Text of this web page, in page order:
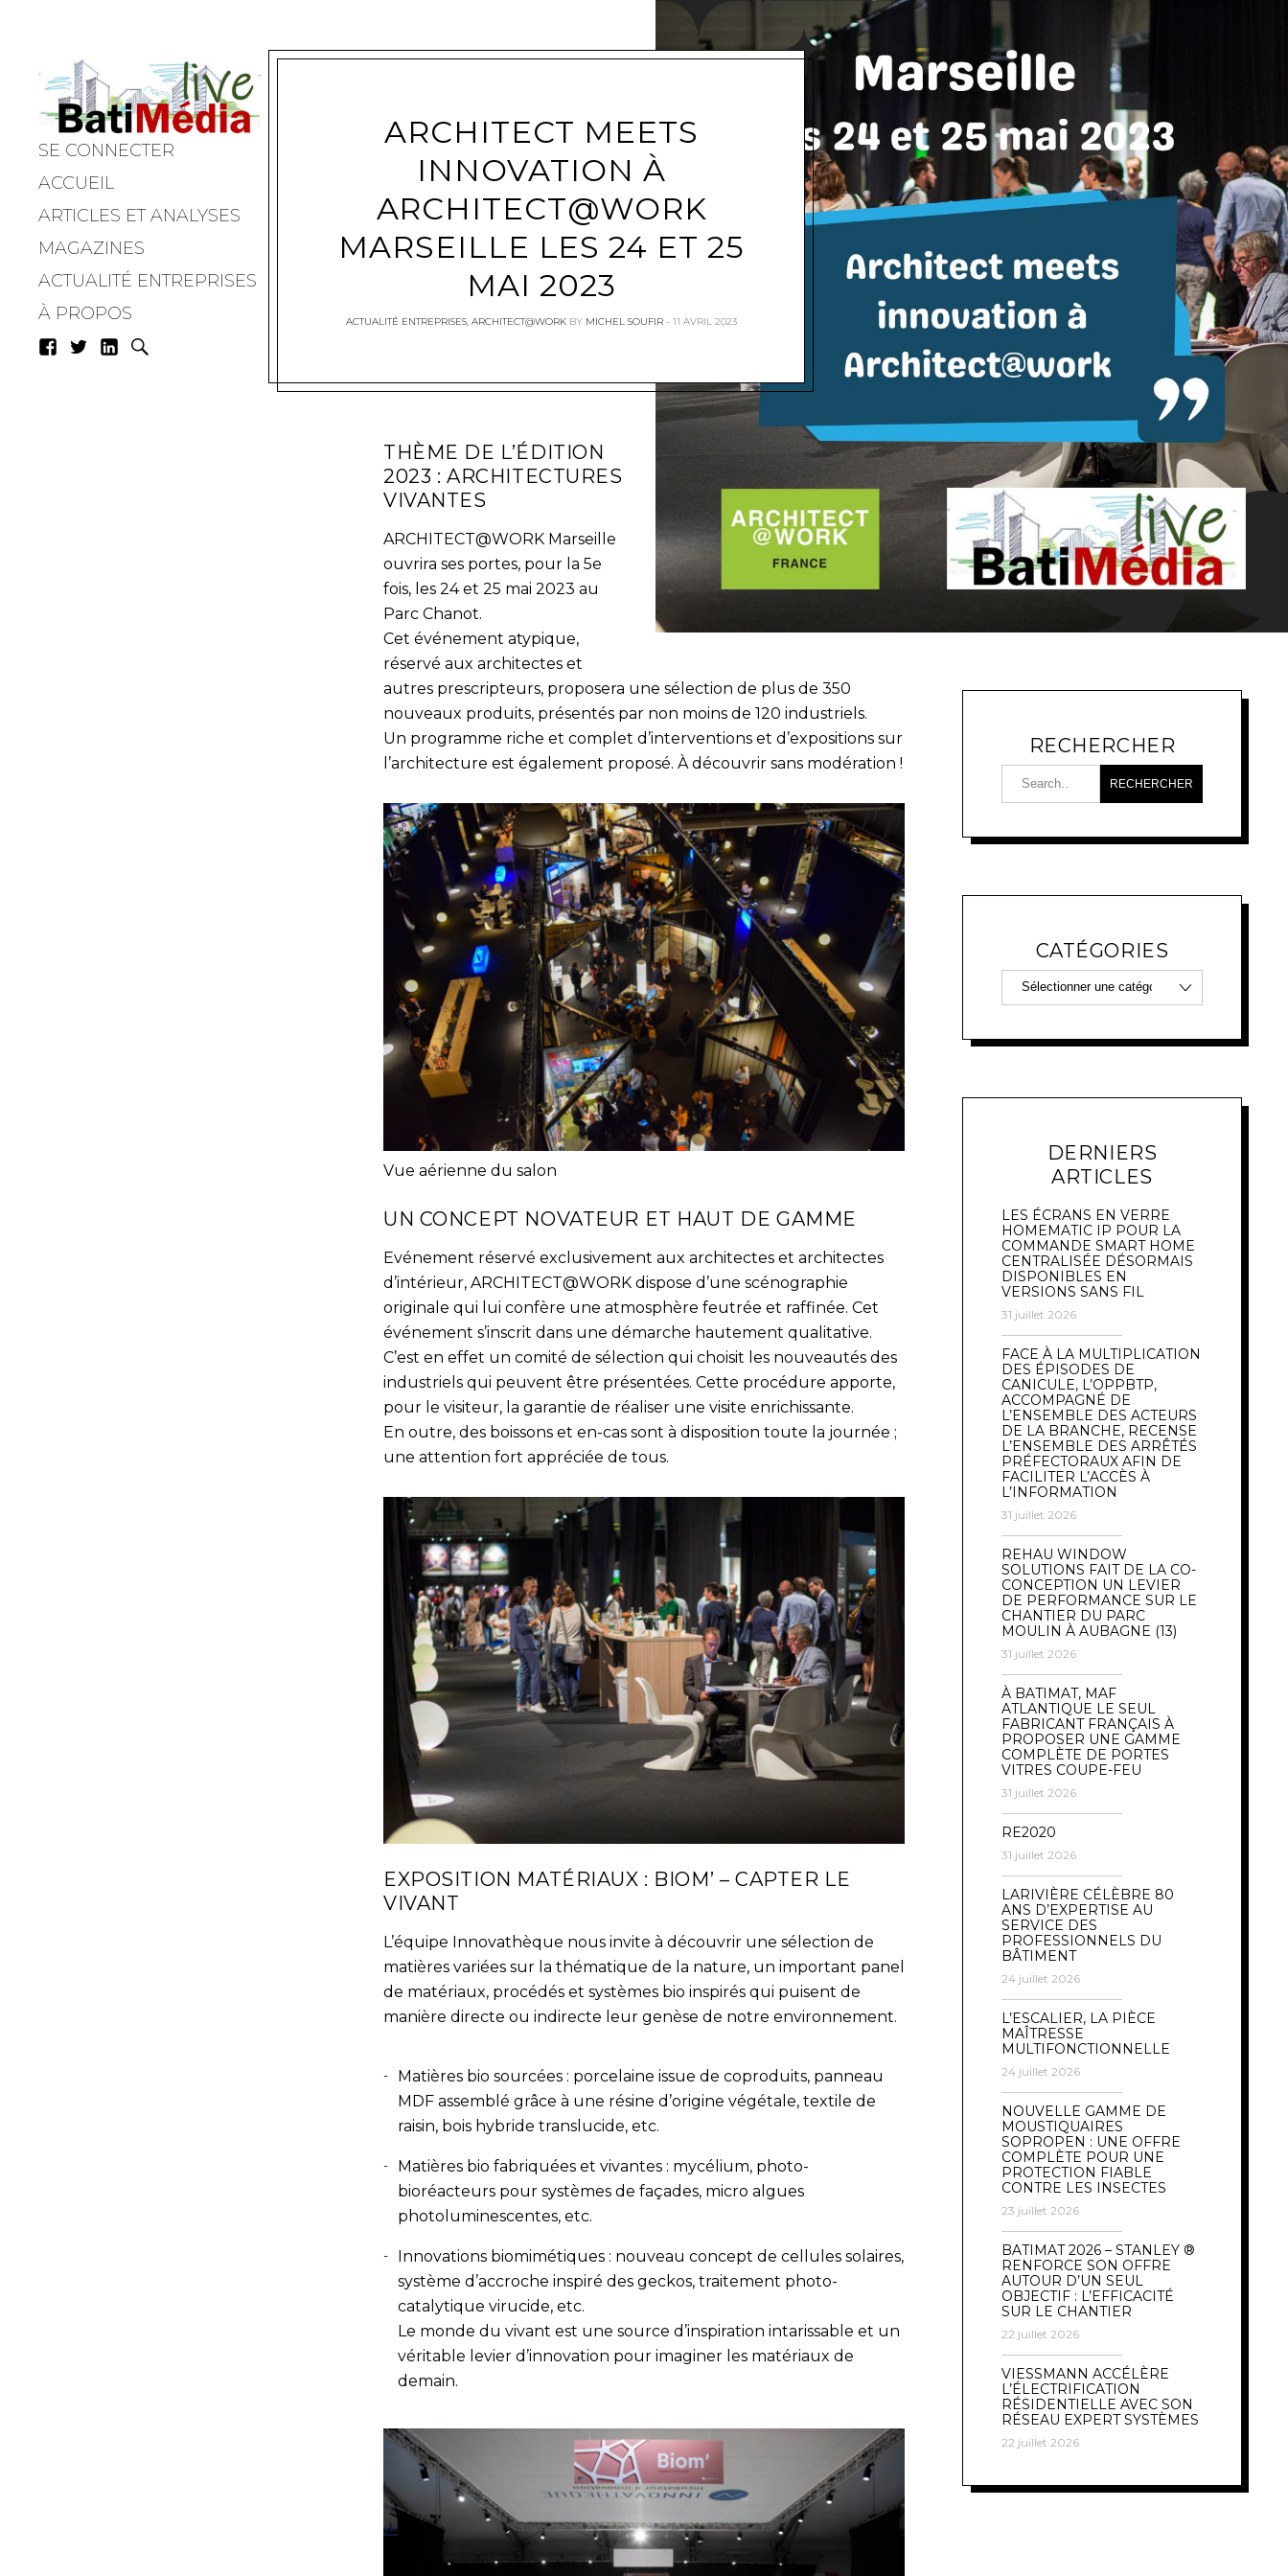
Batimedialive
SE CONNECTER
ACCUEIL
ARTICLES ET ANALYSES
MAGAZINES
ACTUALITÉ ENTREPRISES
À PROPOS
ARCHITECT MEETS
INNOVATION À
ARCHITECT@WORK
MARSEILLE LES 24 ET 25
MAI 2023
ACTUALITÉ ENTREPRISES, ARCHITECT@WORK BY MICHEL SOUFIR 11 AVRIL 2023
THÈME DE L’ÉDITION
2023 : ARCHITECTURES
VIVANTES
ARCHITECT@WORK Marseille
ouvrira ses portes, pour la 5e
fois, les 24 et 25 mai 2023 au
Parc Chanot.
Cet événement atypique,
réservé aux architectes et
autres prescripteurs, proposera une sélection de plus de 350
nouveaux produits, présentés par non moins de 120 industriels.
Un programme riche et complet d’interventions et d’expositions sur
l’architecture est également proposé. À découvrir sans modération !
Vue aérienne du salon
UN CONCEPT NOVATEUR ET HAUT DE GAMME
Evénement réservé exclusivement aux architectes et architectes
d’intérieur, ARCHITECT@WORK dispose d’une scénographie
originale qui lui confère une atmosphère feutrée et raffinée. Cet
événement s’inscrit dans une démarche hautement qualitative.
C’est en effet un comité de sélection qui choisit les nouveautés des
industriels qui peuvent être présentées. Cette procédure apporte,
pour le visiteur, la garantie de réaliser une visite enrichissante.
En outre, des boissons et en-cas sont à disposition toute la journée ;
une attention fort appréciée de tous.
EXPOSITION MATÉRIAUX : BIOM’ – CAPTER LE
VIVANT
L’équipe Innovathèque nous invite à découvrir une sélection de
matières variées sur la thématique de la nature, un important panel
de matériaux, procédés et systèmes bio inspirés qui puisent de
manière directe ou indirecte leur genèse de notre environnement.
Matières bio sourcées : porcelaine issue de coproduits, panneau
MDF assemblé grâce à une résine d’origine végétale, textile de
raisin, bois hybride translucide, etc.
Matières bio fabriquées et vivantes : mycélium, photo-
bioréacteurs pour systèmes de façades, micro algues
photoluminescentes, etc.
Innovations biomimétiques : nouveau concept de cellules solaires,
système d’accroche inspiré des geckos, traitement photo-
catalytique virucide, etc.
Le monde du vivant est une source d’inspiration intarissable et un
véritable levier d’innovation pour imaginer les matériaux de
demain.
RECHERCHER
CATÉGORIES
DERNIERS
ARTICLES
LES ÉCRANS EN VERRE
HOMEMATIC IP POUR LA
COMMANDE SMART HOME
CENTRALISÉE DÉSORMAIS
DISPONIBLES EN
VERSIONS SANS FIL
31 juillet 2026
FACE À LA MULTIPLICATION
DES ÉPISODES DE
CANICULE, L’OPPBTP,
ACCOMPAGNÉ DE
L’ENSEMBLE DES ACTEURS
DE LA BRANCHE, RECENSE
L’ENSEMBLE DES ARRÊTÉS
PRÉFECTORAUX AFIN DE
FACILITER L’ACCÈS À
L’INFORMATION
31 juillet 2026
REHAU WINDOW
SOLUTIONS FAIT DE LA CO-
CONCEPTION UN LEVIER
DE PERFORMANCE SUR LE
CHANTIER DU PARC
MOULIN À AUBAGNE (13)
31 juillet 2026
À BATIMAT, MAF
ATLANTIQUE LE SEUL
FABRICANT FRANÇAIS À
PROPOSER UNE GAMME
COMPLÈTE DE PORTES
VITRES COUPE-FEU
31 juillet 2026
RE2020
31 juillet 2026
LARIVIÈRE CÉLÈBRE 80
ANS D’EXPERTISE AU
SERVICE DES
PROFESSIONNELS DU
BÂTIMENT
24 juillet 2026
L’ESCALIER, LA PIÈCE
MAÎTRESSE
MULTIFONCTIONNELLE
24 juillet 2026
NOUVELLE GAMME DE
MOUSTIQUAIRES
SOPROPEN : UNE OFFRE
COMPLÈTE POUR UNE
PROTECTION FIABLE
CONTRE LES INSECTES
23 juillet 2026
BATIMAT 2026 – STANLEY ®
RENFORCE SON OFFRE
AUTOUR D’UN SEUL
OBJECTIF : L’EFFICACITÉ
SUR LE CHANTIER
22 juillet 2026
VIESSMANN ACCÉLÈRE
L’ÉLECTRIFICATION
RÉSIDENTIELLE AVEC SON
RÉSEAU EXPERT SYSTÈMES
22 juillet 2026